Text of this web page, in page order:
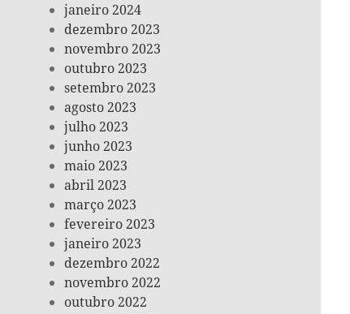
janeiro 2024
dezembro 2023
novembro 2023
outubro 2023
setembro 2023
agosto 2023
julho 2023
junho 2023
maio 2023
abril 2023
março 2023
fevereiro 2023
janeiro 2023
dezembro 2022
novembro 2022
outubro 2022